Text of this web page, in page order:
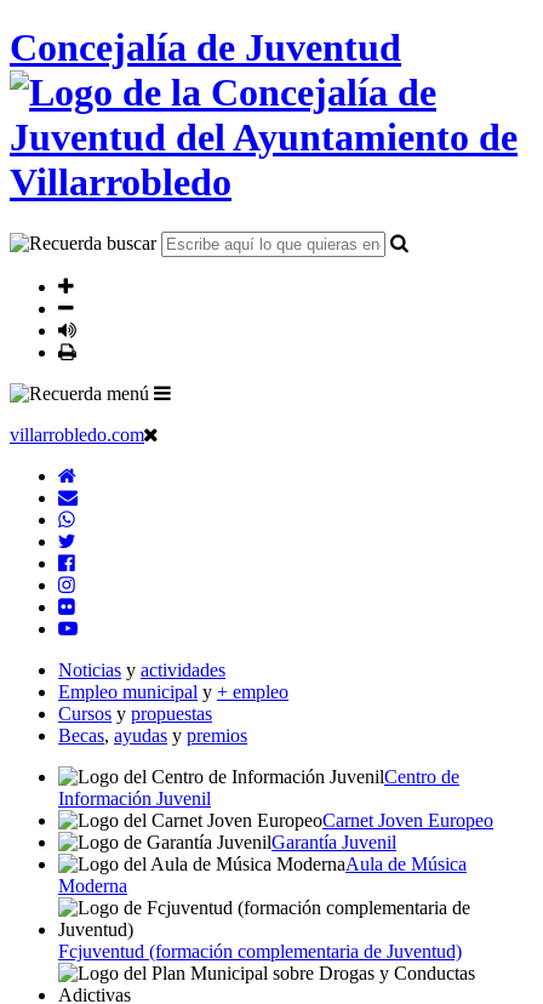
Concejalía de Juventud
villarrobledo.com
Noticias y actividades
Empleo municipal y + empleo
Cursos y propuestas
Becas, ayudas y premios
Centro de
Información Juvenil
Carnet Joven Europeo
Garantía Juvenil
Aula de Música
Moderna
Fcjuventud (formación complementaria de Juventud)